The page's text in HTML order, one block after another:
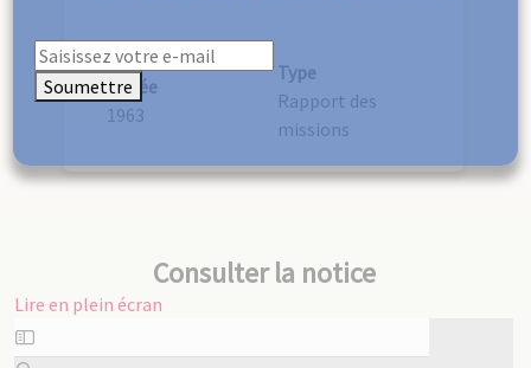
Année
1963
Type
Rapport des
missions
Consulter la notice
Lire en plein écran
Aller
au
Soumettre